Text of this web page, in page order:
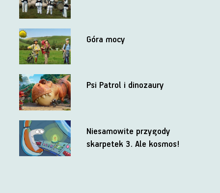
Góra mocy
Psi Patrol i dinozaury
Niesamowite przygody
skarpetek 3. Ale kosmos!